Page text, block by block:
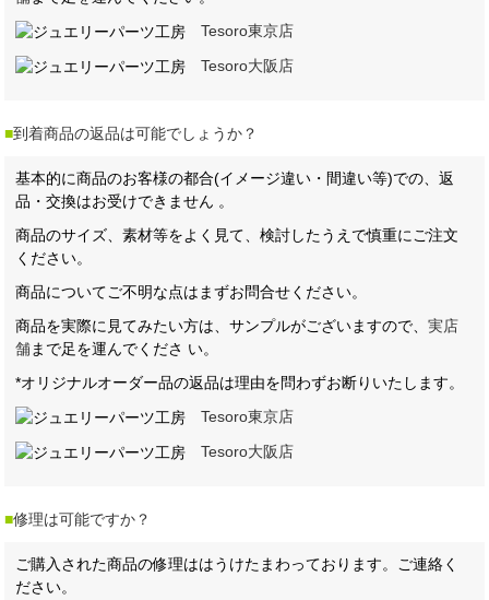
Tesoro東京店
Tesoro大阪店
■到着商品の返品は可能でしょうか？
基本的に商品のお客様の都合(イメージ違い・間違い等)での、返
品・交換はお受けできません 。
商品のサイズ、素材等をよく見て、検討したうえで慎重にご注文
ください。
商品についてご不明な点はまずお問合せください。
商品を実際に見てみたい方は、サンプルがございますので、実店
舗まで足を運んでくださ い。
*オリジナルオーダー品の返品は理由を問わずお断りいたします。
Tesoro東京店
Tesoro大阪店
■修理は可能ですか？
ご購入された商品の修理ははうけたまわっております。ご連絡く
ださい。